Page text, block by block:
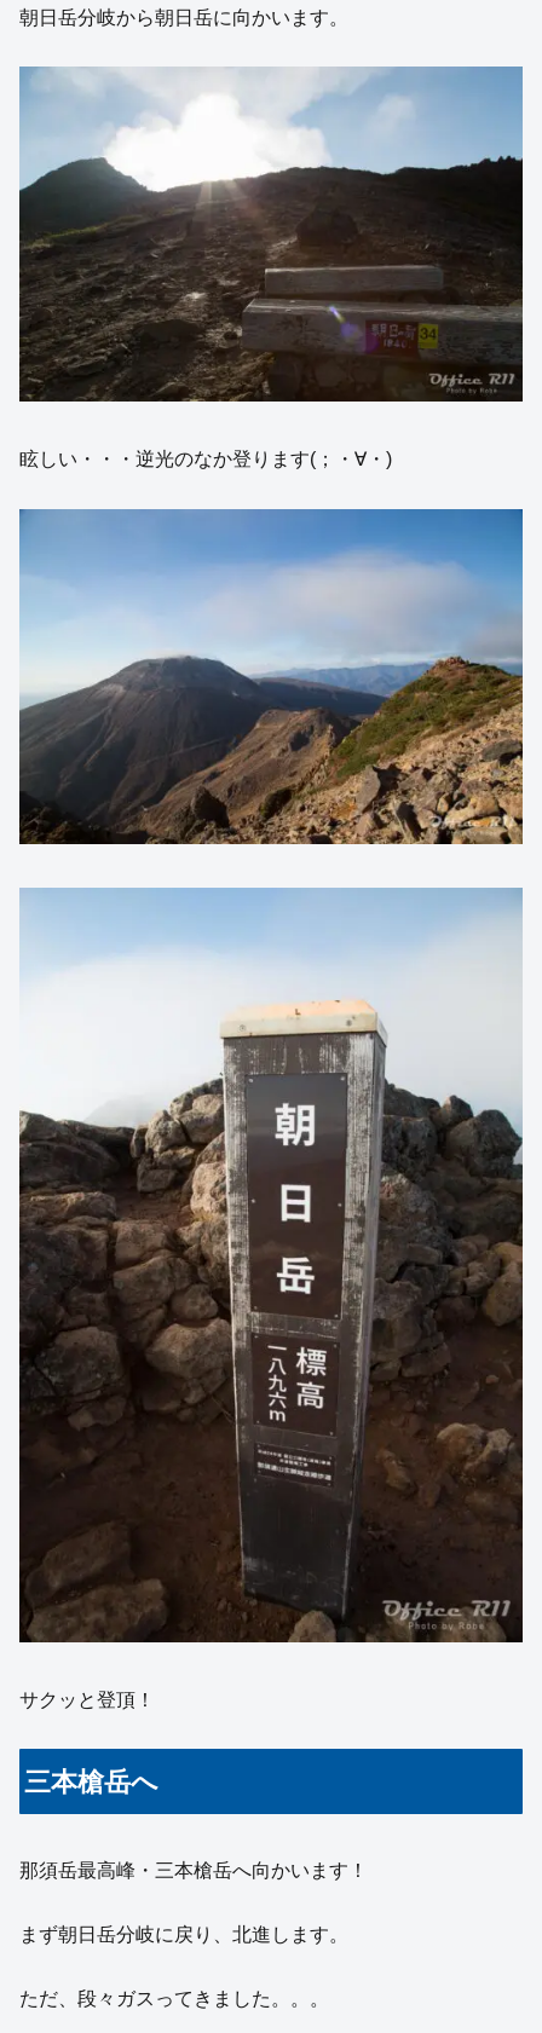
朝日岳分岐から朝日岳に向かいます。
眩しい・・・逆光のなか登ります(；・∀・)
サクッと登頂！
三本槍岳へ
那須岳最高峰・三本槍岳へ向かいます！
まず朝日岳分岐に戻り、北進します。
ただ、段々ガスってきました。。。